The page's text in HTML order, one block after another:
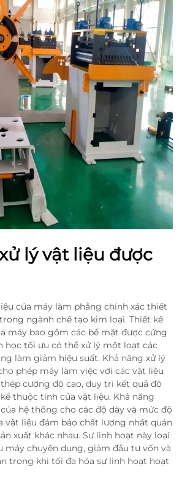
lý vật liệu được
của máy làm phẳng chính xác thiết
ngành chế tạo kim loại. Thiết kế
máy bao gồm các bề mặt được cứng
học tối ưu có thể xử lý một loạt các
làm giảm hiệu suất. Khả năng xử lý
phép máy làm việc với các vật liệu
cường độ cao, duy trì kết quả độ
thuộc tính của vật liệu. Khả năng
hệ thống cho các độ dày và mức độ
vật liệu đảm bảo chất lượng nhất quán
xuất khác nhau. Sự linh hoạt này loại
máy chuyên dụng, giảm đầu tư vốn và
trong khi tối đa hóa sự linh hoạt hoạt